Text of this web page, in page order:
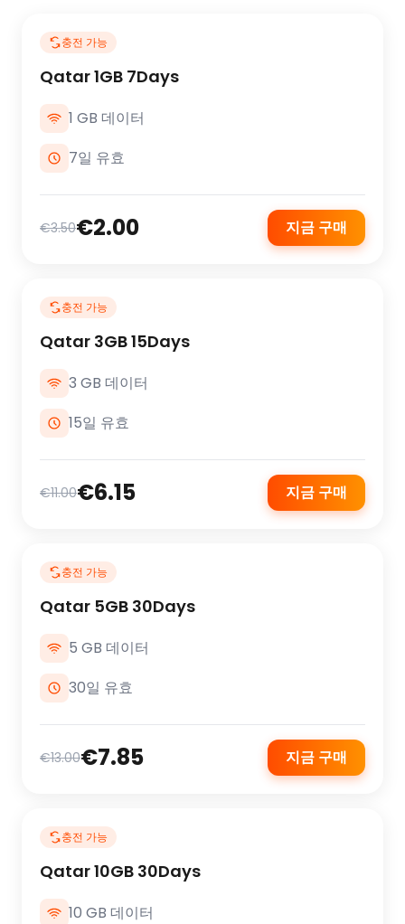
충전 가능
Qatar 1GB 7Days
1 GB 데이터
7일 유효
€3.50€2.00 지금 구매
충전 가능
Qatar 3GB 15Days
3 GB 데이터
15일 유효
€11.00€6.15 지금 구매
충전 가능
Qatar 5GB 30Days
5 GB 데이터
30일 유효
€13.00€7.85 지금 구매
충전 가능
Qatar 10GB 30Days
10 GB 데이터